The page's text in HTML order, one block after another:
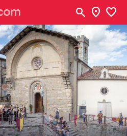
search location_on favorite